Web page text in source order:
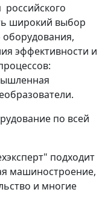
широкий выбор
эффективности и
по всей
подходит
машиностроение,
и многие